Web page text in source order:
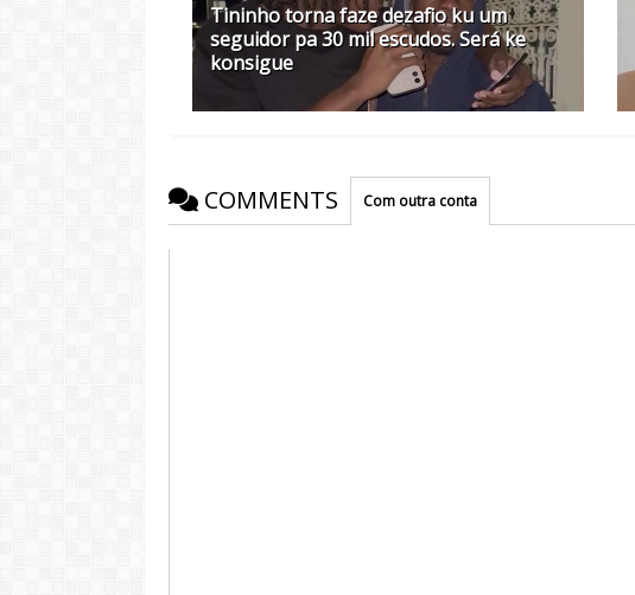
Tininho torna faze dezafio ku um
seguidor pa 30 mil escudos. Será ke
konsigue
COMMENTS Com outra conta